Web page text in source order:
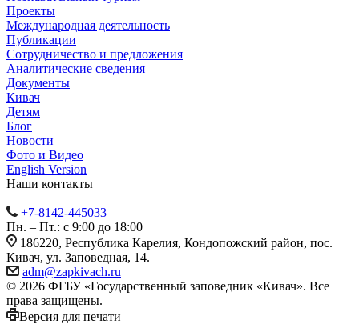
Проекты
Международная деятельность
Публикации
Сотрудничество и предложения
Аналитические сведения
Документы
Кивач
Детям
Блог
Новости
Фото и Видео
English Version
Наши контакты
+7-8142-445033
Пн. – Пт.: с 9:00 до 18:00
186220, Республика Карелия, Кондопожский район, пос.
Кивач, ул. Заповедная, 14.
adm@zapkivach.ru
© 2026 ФГБУ «Государственный заповедник «Кивач». Все
права защищены.
Версия для печати